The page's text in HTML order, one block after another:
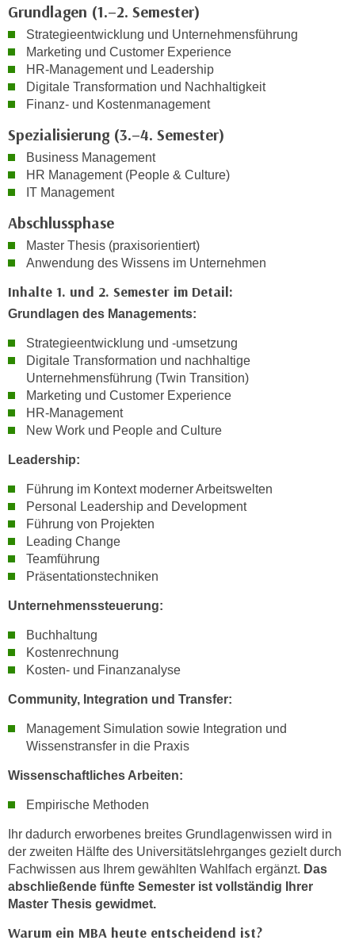
Grundlagen (1.–2. Semester)
Strategieentwicklung und Unternehmensführung
Marketing und Customer Experience
HR-Management und Leadership
Digitale Transformation und Nachhaltigkeit
Finanz- und Kostenmanagement
Spezialisierung (3.–4. Semester)
Business Management
HR Management (People & Culture)
IT Management
Abschlussphase
Master Thesis (praxisorientiert)
Anwendung des Wissens im Unternehmen
Inhalte 1. und 2. Semester im Detail:
Grundlagen des Managements:
Strategieentwicklung und -umsetzung
Digitale Transformation und nachhaltige
Unternehmensführung (Twin Transition)
Marketing und Customer Experience
HR-Management
New Work und People and Culture
Leadership:
Führung im Kontext moderner Arbeitswelten
Personal Leadership and Development
Führung von Projekten
Leading Change
Teamführung
Präsentationstechniken
Unternehmenssteuerung:
Buchhaltung
Kostenrechnung
Kosten- und Finanzanalyse
Community, Integration und Transfer:
Management Simulation sowie Integration und
Wissenstransfer in die Praxis
Wissenschaftliches Arbeiten:
Empirische Methoden
Ihr dadurch erworbenes breites Grundlagenwissen wird in
der zweiten Hälfte des Universitätslehrganges gezielt durch
Fachwissen aus Ihrem gewählten Wahlfach ergänzt. Das
abschließende fünfte Semester ist vollständig Ihrer
Master Thesis gewidmet.
Warum ein MBA heute entscheidend ist?
n
n
d
u
m
ü
r
S
i
e
e
v
n
I
n
a
l
t
e
a
n
z
u
e
i
g
e
.
m
h
n
e
n
d
a
ü
z
u
n
g
s
t
i
m
e
n
,
g
e
a
n
e
n
h
e
r
c
d
i
e
C
o
k
s
e
h
o
b
e
e